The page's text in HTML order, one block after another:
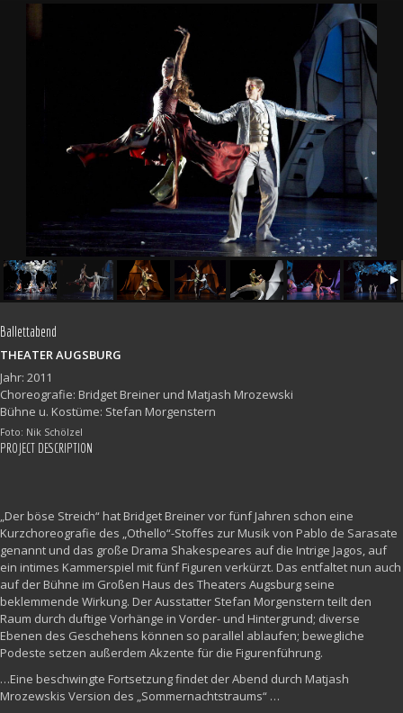
Ballettabend
THEATER AUGSBURG
Jahr: 2011
Choreografie: Bridget Breiner und Matjash Mrozewski
Bühne u. Kostüme: Stefan Morgenstern
Foto: Nik Schölzel
PROJECT DESCRIPTION
„Der böse Streich“ hat Bridget Breiner vor fünf Jahren schon eine
Kurzchoreografie des „Othello“-Stoffes zur Musik von Pablo de Sarasate
genannt und das große Drama Shakespeares auf die Intrige Jagos, auf
ein intimes Kammerspiel mit fünf Figuren verkürzt. Das entfaltet nun auch
auf der Bühne im Großen Haus des Theaters Augsburg seine
beklemmende Wirkung. Der Ausstatter Stefan Morgenstern teilt den
Raum durch duftige Vorhänge in Vorder- und Hintergrund; diverse
Ebenen des Geschehens können so parallel ablaufen; bewegliche
Podeste setzen außerdem Akzente für die Figurenführung.
…Eine beschwingte Fortsetzung findet der Abend durch Matjash
Mrozewskis Version des „Sommernachtstraums“ …